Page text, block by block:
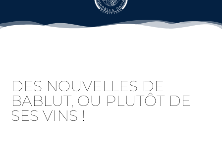
DES NOUVELLES DE
BABLUT, OU PLUTÔT DE
SES VINS !